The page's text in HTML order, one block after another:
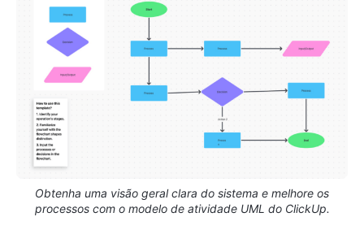
Obtenha uma visão geral clara do sistema e melhore os
processos com o modelo de atividade UML do ClickUp.